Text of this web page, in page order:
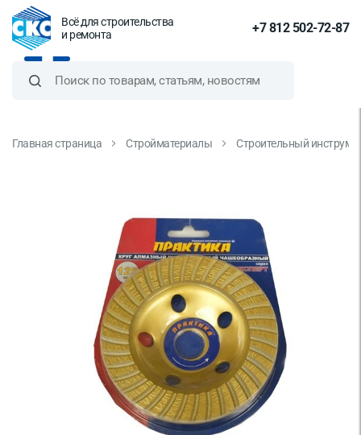
Всё для строительства
и ремонта
+7 812 502-72-87
Главная страница Стройматериалы Строительный